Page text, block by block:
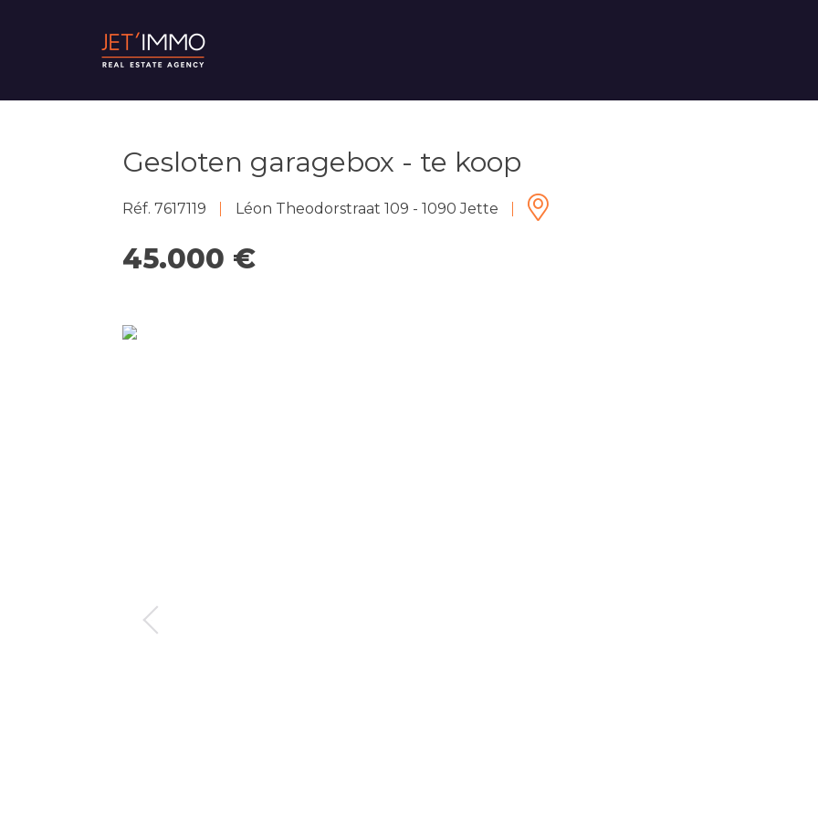
Gesloten garagebox - te koop
Réf. 7617119 Léon Theodorstraat 109 - 1090 Jette
45.000 €